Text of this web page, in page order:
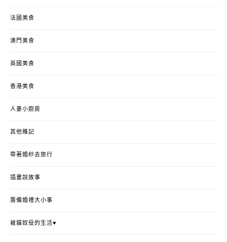
法國美食
澳門美食
英國美食
香港美食
人妻小廚房
其他雜記
帶著婚紗去旅行
插畫說故事
籌備婚禮大小事
被貓奴役的生活♥